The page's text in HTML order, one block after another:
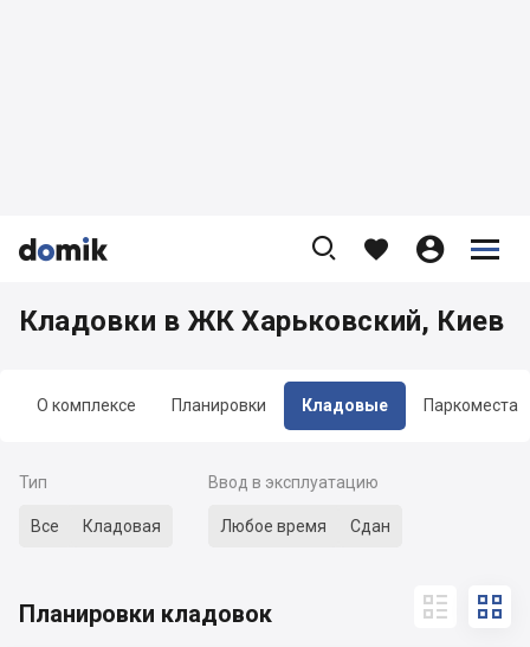


    


О комплексе Планировки Кладовые Паркоместа
Кладовки в ЖК Харьковский, Киев
Тип
Все Кладовая
Ввод в эксплуатацию
Любое время Сдан
Планировки кладовок  